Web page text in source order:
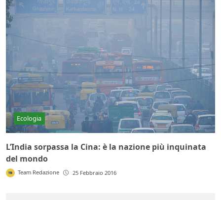
Ecologia
L’India sorpassa la Cina: è la nazione più inquinata
del mondo
Team Redazione 25 Febbraio 2016